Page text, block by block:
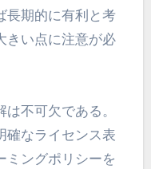
長期的に有利と考
きい点に注意が必
不可欠である。
確なライセンス表
ミングポリシーを